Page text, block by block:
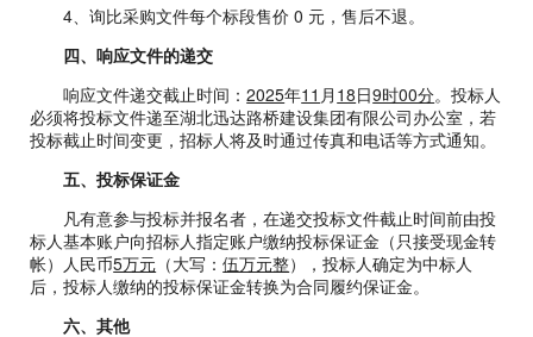
4、询比采购文件每个标段售价 0 元，售后不退。
四、响应文件的递交
响应文件递交截止时间：2025年11 月 18日9时00分。投标人
必须将投标文件递至湖北迅达路桥建设集团有限公司办公室，若
投标截止时间变更，招标人将及时通过传真和电话等方式通知。
五、投标保证金
凡有意参与投标并报名者，在递交投标文件截止时间前由投
标人基本账户向招标人指定账户缴纳投标保证金（只接受现金转
帐）人民币5万元 （大写：伍万元整），投标人确定为中标人
后，投标人缴纳的投标保证金转换为合同履约保证金。
六、其他